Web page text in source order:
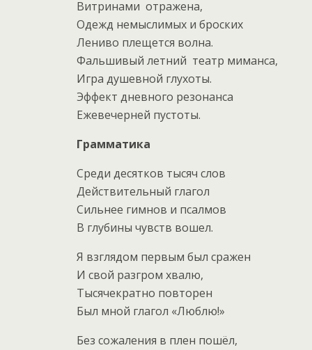
Витринами отражена,
Одежд немыслимых и броских
Лениво плещется волна.
Фальшивый летний театр миманса,
Игра душевной глухоты.
Эффект дневного резонанса
Ежевечерней пустоты.
Грамматика
Среди десятков тысяч слов
Действительный глагол
Сильнее гимнов и псалмов
В глубины чувств вошел.
Я взглядом первым был сражен
И свой разгром хвалю,
Тысячекратно повторен
Был мной глагол «Люблю!»
Без сожаления в плен пошёл,